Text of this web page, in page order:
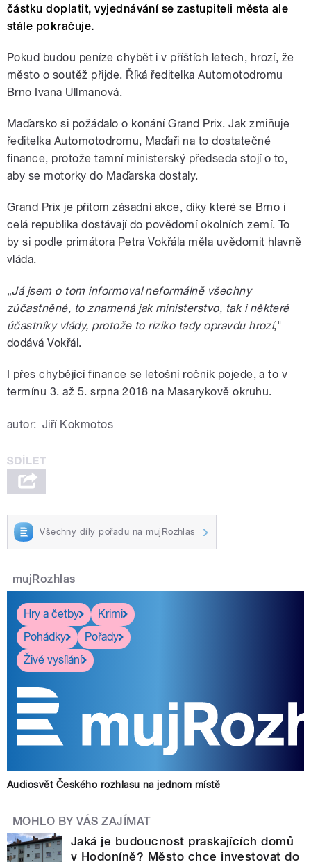
částku doplatit, vyjednávání se zastupiteli města ale
stále pokračuje.
Pokud budou peníze chybět i v příštích letech, hrozí, že
město o soutěž přijde. Říká ředitelka Automotodromu
Brno Ivana Ullmanová.
Maďarsko si požádalo o konání Grand Prix. Jak zmiňuje
ředitelka Automotodromu, Maďaři na to dostatečné
finance, protože tamní ministerský předseda stojí o to,
aby se motorky do Maďarska dostaly.
Grand Prix je přitom zásadní akce, díky které se Brno i
celá republika dostávají do povědomí okolních zemí. To
by si podle primátora Petra Vokřála měla uvědomit hlavně
vláda.
„Já jsem o tom informoval neformálně všechny
zúčastněné, to znamená jak ministerstvo, tak i některé
účastníky vlády, protože to riziko tady opravdu hrozí,"
dodává Vokřál.
I přes chybějící finance se letošní ročník pojede, a to v
termínu 3. až 5. srpna 2018 na Masarykově okruhu.
autor: Jiří Kokmotos
Všechny díly pořadu na mujRozhlas
mujRozhlas
Hry a četby
Krimi
Pohádky
Pořady
Živé vysílání
Audiosvět Českého rozhlasu na jednom místě
MOHLO BY VÁS ZAJÍMAT
Jaká je budoucnost praskajících domů
v Hodoníně? Město chce investovat do